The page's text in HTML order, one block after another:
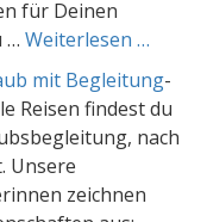
für Deinen
… Weiterlesen …
mit Begleitung-
Reisen findest du
nach
Unsere
zeichnen